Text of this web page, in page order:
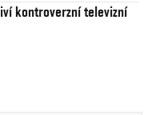
kontroverzní televizní